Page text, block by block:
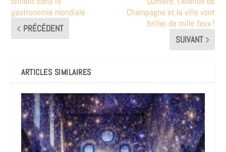
gastronomie mondiale
PRÉCÉDENT
Champagne et la ville vont
briller de mille feux !
SUIVANT
ARTICLES SIMILAIRES